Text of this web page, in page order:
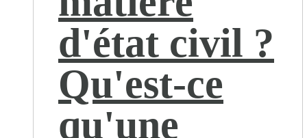
d'état civil ?
Qu'est-ce
qu'une